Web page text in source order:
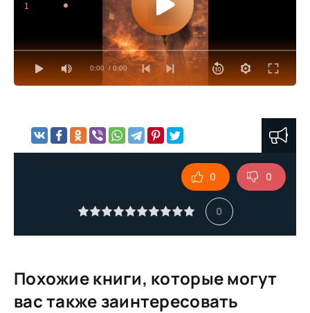
0:00 / 0:00
1
0
0 0
Похожие книги, которые могут
вас также заинтересовать